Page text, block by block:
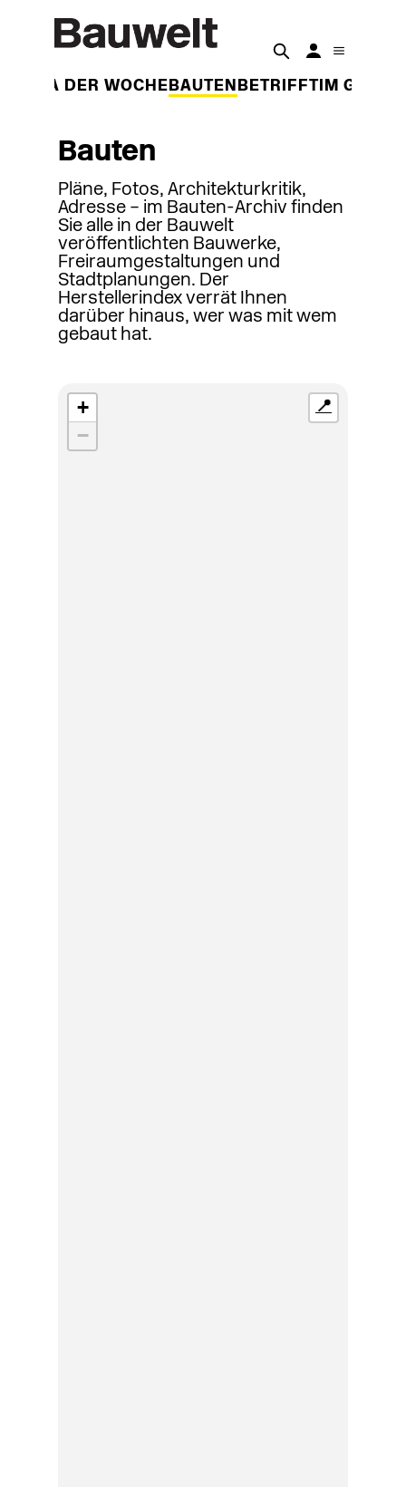
THEMA DER WOCHE BAUTEN BETRIFFT IM
Bauten
Pläne, Fotos, Architekturkritik,
Adresse – im Bauten-Archiv finden
Sie alle in der Bauwelt
veröffentlichten Bauwerke,
Freiraumgestaltungen und
Stadtplanungen. Der
Herstellerindex verrät Ihnen
darüber hinaus, wer was mit wem
gebaut hat.
+
−
📍